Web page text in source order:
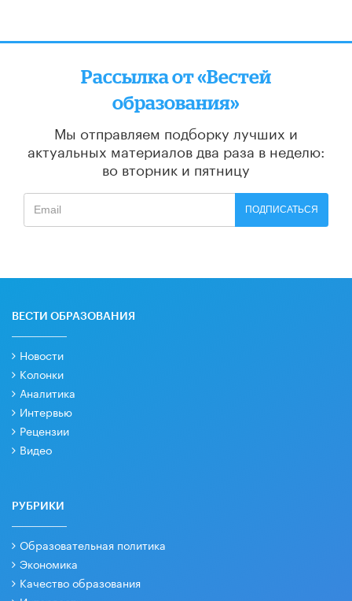
Рассылка от «Вестей
образования»
Мы отправляем подборку лучших и
актуальных материалов два раза в неделю:
во вторник и пятницу
ПОДПИСАТЬСЯ
ВЕСТИ ОБРАЗОВАНИЯ
Новости
Колонки
Аналитика
Интервью
Рецензии
Видео
РУБРИКИ
Образовательная политика
Экономика
Качество образования